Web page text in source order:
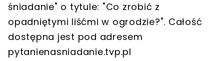
śniadanie" o tytule: "Co zrobić z
opadniętymi liśćmi w ogrodzie?". Całość
dostępna jest pod adresem
pytanienasniadanie.tvp.pl